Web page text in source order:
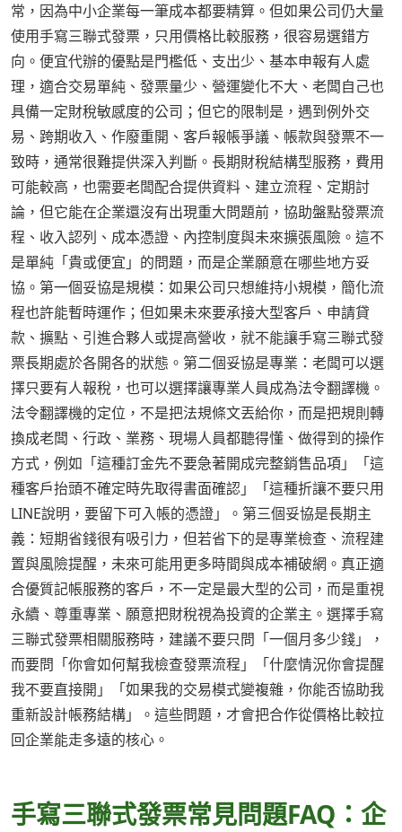
常，因為中小企業每一筆成本都要精算。但如果公司仍大量
使用手寫三聯式發票，只用價格比較服務，很容易選錯方
向。便宜代辦的優點是門檻低、支出少、基本申報有人處
理，適合交易單純、發票量少、營運變化不大、老闆自己也
具備一定財稅敏感度的公司；但它的限制是，遇到例外交
易、跨期收入、作廢重開、客戶報帳爭議、帳款與發票不一
致時，通常很難提供深入判斷。長期財稅結構型服務，費用
可能較高，也需要老闆配合提供資料、建立流程、定期討
論，但它能在企業還沒有出現重大問題前，協助盤點發票流
程、收入認列、成本憑證、內控制度與未來擴張風險。這不
是單純「貴或便宜」的問題，而是企業願意在哪些地方妥
協。第一個妥協是規模：如果公司只想維持小規模，簡化流
程也許能暫時運作；但如果未來要承接大型客戶、申請貸
款、擴點、引進合夥人或提高營收，就不能讓手寫三聯式發
票長期處於各開各的狀態。第二個妥協是專業：老闆可以選
擇只要有人報稅，也可以選擇讓專業人員成為法令翻譯機。
法令翻譯機的定位，不是把法規條文丟給你，而是把規則轉
換成老闆、行政、業務、現場人員都聽得懂、做得到的操作
方式，例如「這種訂金先不要急著開成完整銷售品項」「這
種客戶抬頭不確定時先取得書面確認」「這種折讓不要只用
LINE說明，要留下可入帳的憑證」。第三個妥協是長期主
義：短期省錢很有吸引力，但若省下的是專業檢查、流程建
置與風險提醒，未來可能用更多時間與成本補破網。真正適
合優質記帳服務的客戶，不一定是最大型的公司，而是重視
永續、尊重專業、願意把財稅視為投資的企業主。選擇手寫
三聯式發票相關服務時，建議不要只問「一個月多少錢」，
而要問「你會如何幫我檢查發票流程」「什麼情況你會提醒
我不要直接開」「如果我的交易模式變複雜，你能否協助我
重新設計帳務結構」。這些問題，才會把合作從價格比較拉
回企業能走多遠的核心。
手寫三聯式發票常見問題FAQ：企